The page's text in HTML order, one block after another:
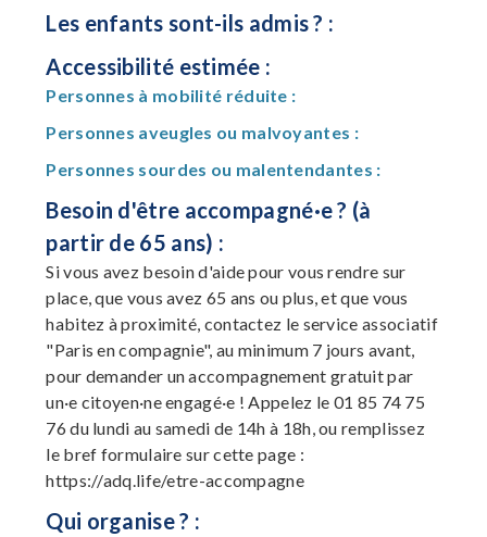
Les enfants sont-ils admis ? :
Accessibilité estimée :
Personnes à mobilité réduite :
Personnes aveugles ou malvoyantes :
Personnes sourdes ou malentendantes :
Besoin d'être accompagné·e ? (à
partir de 65 ans) :
Si vous avez besoin d'aide pour vous rendre sur
place, que vous avez 65 ans ou plus, et que vous
habitez à proximité, contactez le service associatif
"Paris en compagnie", au minimum 7 jours avant,
pour demander un accompagnement gratuit par
un·e citoyen·ne engagé·e ! Appelez le 01 85 74 75
76 du lundi au samedi de 14h à 18h, ou remplissez
le bref formulaire sur cette page :
https://adq.life/etre-accompagne
Qui organise ? :